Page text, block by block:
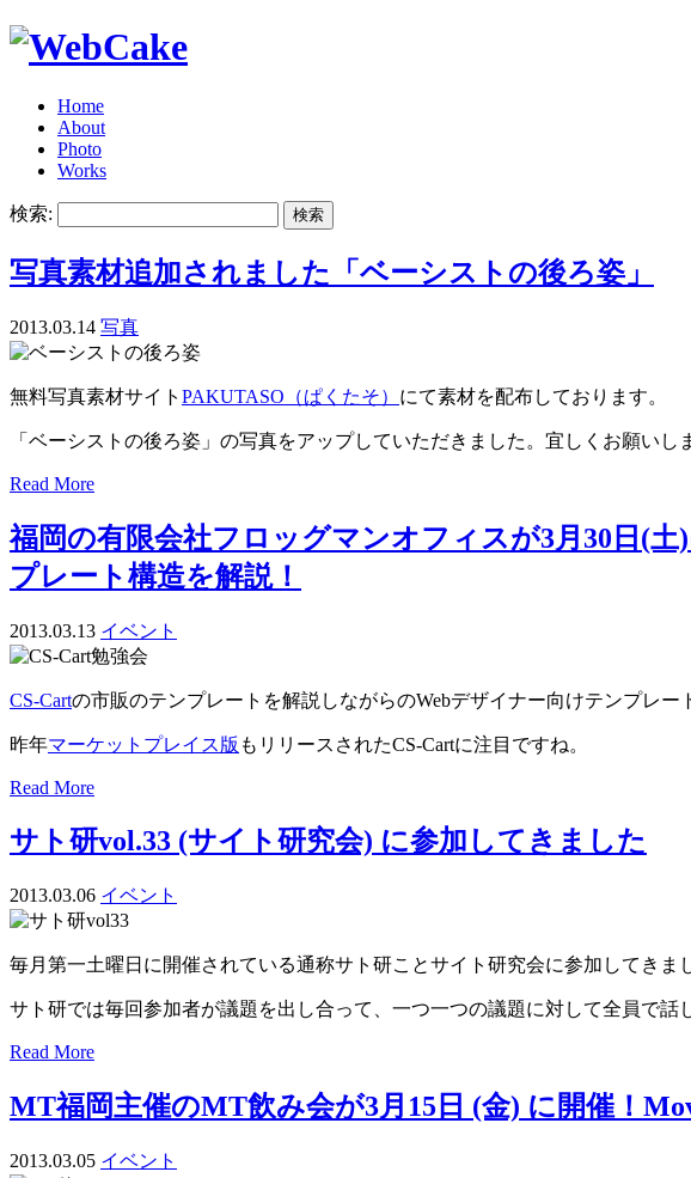
Home
About
Photo
Works
検索:
写真素材追加されました「ベーシストの後ろ姿」
2013.03.14 写真
無料写真素材サイト PAKUTASO（ぱくたそ） にて素材を配布しております。
「ベーシストの後ろ姿」の写真をアップしていただきました。宜しくお願いし
Read More
福岡の有限会社フロッグマンオフィスが3月30日(
プレート構造を解説！
2013.03.13 イベント
CS-Cartの市販のテンプレートを解説しながらのWebデザイナー向けテンプレー
昨年マーケットプレイス版 もリリースされたCS-Cartに注目ですね。
Read More
サト研vol.33 (サイト研究会) に参加してきました
2013.03.06 イベント
毎月第一土曜日に開催されている通称サト研ことサイト研究会に参加してきま
サト研では毎回参加者が議題を出し合って、一つ一つの議題に対して全員で話
Read More
MT福岡主催のMT飲み会が3月15日 (金) に開催！
2013.03.05 イベント